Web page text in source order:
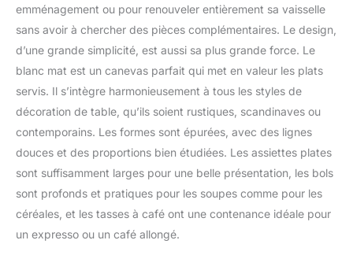
camping pendant vos
vacances ou un long
emménagement ou pour renouveler entièrement sa vaisselle
sans avoir à chercher des pièces complémentaires. Le design,
d’une grande simplicité, est aussi sa plus grande force. Le
blanc mat est un canevas parfait qui met en valeur les plats
servis. Il s’intègre harmonieusement à tous les styles de
décoration de table, qu’ils soient rustiques, scandinaves ou
contemporains. Les formes sont épurées, avec des lignes
douces et des proportions bien étudiées. Les assiettes plates
sont suffisamment larges pour une belle présentation, les bols
sont profonds et pratiques pour les soupes comme pour les
céréales, et les tasses à café ont une contenance idéale pour
un expresso ou un café allongé.